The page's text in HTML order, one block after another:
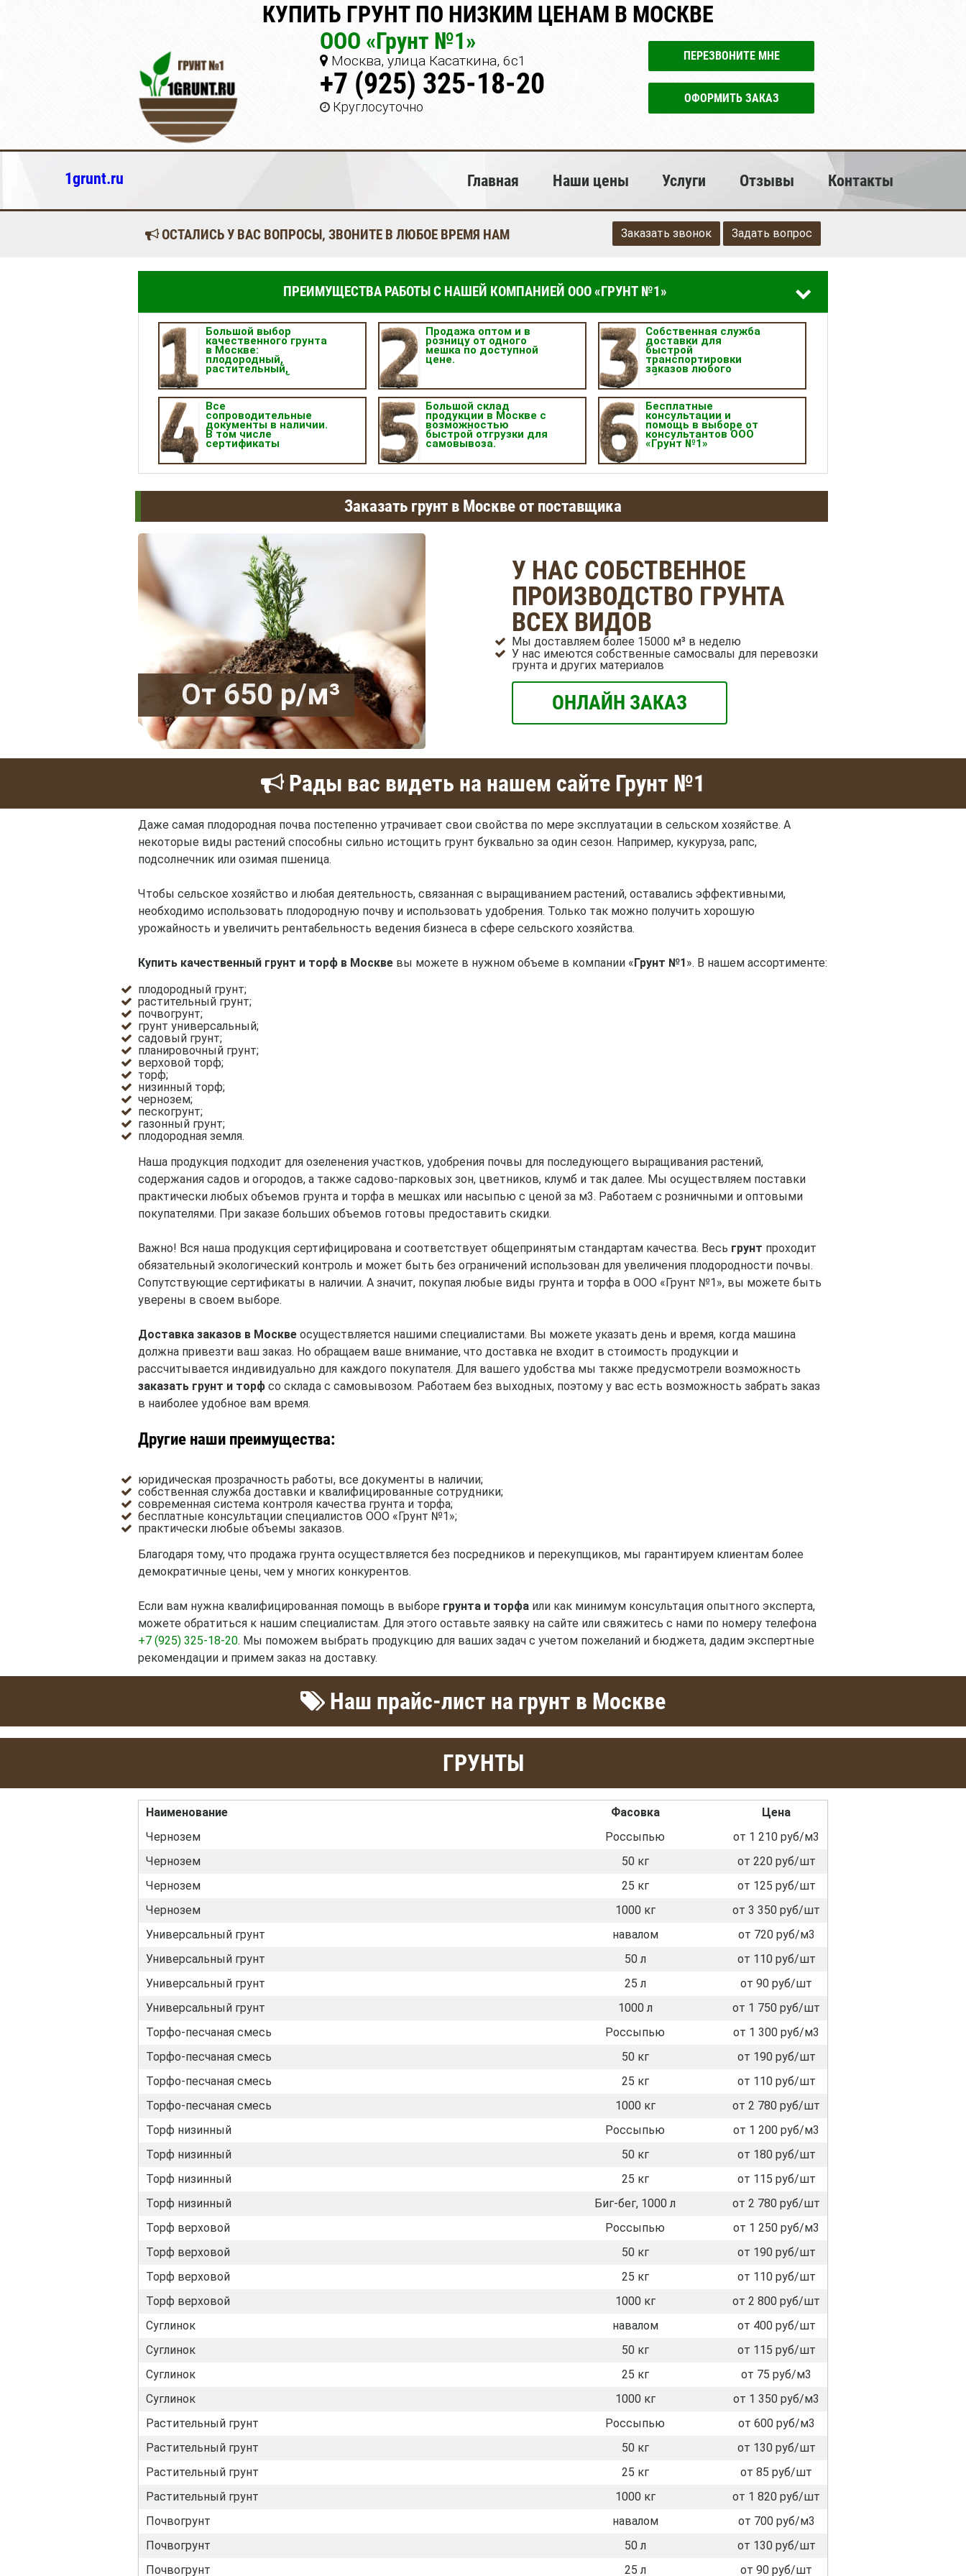
КУПИТЬ ГРУНТ ПО НИЗКИМ ЦЕНАМ В МОСКВЕ
ООО «Грунт №1»
Москва, улица Касаткина, 6с1
+7 (925) 325-18-20
Круглосуточно
ПЕРЕЗВОНИТЕ МНЕ
ОФОРМИТЬ ЗАКАЗ
1grunt.ru Главная Наши цены Услуги Отзывы Контакты
ОСТАЛИСЬ У ВАС ВОПРОСЫ, ЗВОНИТЕ В ЛЮБОЕ ВРЕМЯ НАМ Заказать звонок Задать вопрос
ПРЕИМУЩЕСТВА РАБОТЫ С НАШЕЙ КОМПАНИЕЙ ООО «ГРУНТ №1»
Большой выбор
качественного грунта
в Москве:
плодородный,
растительный,
универсальный,
садовый,
планировочный и т. д.
Продажа оптом и в
розницу от одного
мешка по доступной
цене.
Собственная служба
доставки для
быстрой
транспортировки
заказов любого
объема.
Все
сопроводительные
документы в наличии.
В том числе
сертификаты
качества продукции.
Большой склад
продукции в Москве с
возможностью
быстрой отгрузки для
самовывоза.
Бесплатные
консультации и
помощь в выборе от
консультантов ООО
«Грунт №1»
Заказать грунт в Москве от поставщика
От 650 р/м³
У НАС СОБСТВЕННОЕ
ПРОИЗВОДСТВО ГРУНТА
ВСЕХ ВИДОВ
Мы доставляем более 15000 м³ в неделю
У нас имеются собственные самосвалы для перевозки
грунта и других материалов
ОНЛАЙН ЗАКАЗ
Рады вас видеть на нашем сайте Грунт №1
Даже самая плодородная почва постепенно утрачивает свои свойства по мере эксплуатации в сельском хозяйстве. А
некоторые виды растений способны сильно истощить грунт буквально за один сезон. Например, кукуруза, рапс,
подсолнечник или озимая пшеница.
Чтобы сельское хозяйство и любая деятельность, связанная с выращиванием растений, оставались эффективными,
необходимо использовать плодородную почву и использовать удобрения. Только так можно получить хорошую
урожайность и увеличить рентабельность ведения бизнеса в сфере сельского хозяйства.
Купить качественный грунт и торф в Москве вы можете в нужном объеме в компании «Грунт №1». В нашем ассортименте:
плодородный грунт;
растительный грунт;
почвогрунт;
грунт универсальный;
садовый грунт;
планировочный грунт;
верховой торф;
торф;
низинный торф;
чернозем;
пескогрунт;
газонный грунт;
плодородная земля.
Наша продукция подходит для озеленения участков, удобрения почвы для последующего выращивания растений,
содержания садов и огородов, а также садово-парковых зон, цветников, клумб и так далее. Мы осуществляем поставки
практически любых объемов грунта и торфа в мешках или насыпью с ценой за м3. Работаем с розничными и оптовыми
покупателями. При заказе больших объемов готовы предоставить скидки.
Важно! Вся наша продукция сертифицирована и соответствует общепринятым стандартам качества. Весь грунт проходит
обязательный экологический контроль и может быть без ограничений использован для увеличения плодородности почвы.
Сопутствующие сертификаты в наличии. А значит, покупая любые виды грунта и торфа в ООО «Грунт №1», вы можете быть
уверены в своем выборе.
Доставка заказов в Москве осуществляется нашими специалистами. Вы можете указать день и время, когда машина
должна привезти ваш заказ. Но обращаем ваше внимание, что доставка не входит в стоимость продукции и
рассчитывается индивидуально для каждого покупателя. Для вашего удобства мы также предусмотрели возможность
заказать грунт и торф со склада с самовывозом. Работаем без выходных, поэтому у вас есть возможность забрать заказ
в наиболее удобное вам время.
Другие наши преимущества:
юридическая прозрачность работы, все документы в наличии;
собственная служба доставки и квалифицированные сотрудники;
современная система контроля качества грунта и торфа;
бесплатные консультации специалистов ООО «Грунт №1»;
практически любые объемы заказов.
Благодаря тому, что продажа грунта осуществляется без посредников и перекупщиков, мы гарантируем клиентам более
демократичные цены, чем у многих конкурентов.
Если вам нужна квалифицированная помощь в выборе грунта и торфа или как минимум консультация опытного эксперта,
можете обратиться к нашим специалистам. Для этого оставьте заявку на сайте или свяжитесь с нами по номеру телефона
+7 (925) 325-18-20. Мы поможем выбрать продукцию для ваших задач с учетом пожеланий и бюджета, дадим экспертные
рекомендации и примем заказ на доставку.
Наш прайс-лист на грунт в Москве
ГРУНТЫ
Наименование Фасовка
Цена
Чернозем
Россыпью
от 1 210 руб/м3
Чернозем
50 кг
от 220 руб/шт
Чернозем
25 кг
от 125 руб/шт
Чернозем
1000 кг
от 3 350 руб/шт
Универсальный грунт
навалом
от 720 руб/м3
Универсальный грунт
50 л
от 110 руб/шт
Универсальный грунт
25 л
от 90 руб/шт
Универсальный грунт
1000 л
от 1 750 руб/шт
Торфо-песчаная смесь
Россыпью
от 1 300 руб/м3
Торфо-песчаная смесь
50 кг
от 190 руб/шт
Торфо-песчаная смесь
25 кг
от 110 руб/шт
Торфо-песчаная смесь
1000 кг
от 2 780 руб/шт
Торф низинный
Россыпью
от 1 200 руб/м3
Торф низинный
50 кг
от 180 руб/шт
Торф низинный
25 кг
от 115 руб/шт
Торф низинный
Биг-бег, 1000 л
от 2 780 руб/шт
Торф верховой
Россыпью
от 1 250 руб/м3
Торф верховой
50 кг
от 190 руб/шт
Торф верховой
25 кг
от 110 руб/шт
Торф верховой
1000 кг
от 2 800 руб/шт
Суглинок
навалом
от 400 руб/шт
Суглинок
50 кг
от 115 руб/шт
Суглинок
25 кг
от 75 руб/м3
Суглинок
1000 кг
от 1 350 руб/м3
Растительный грунт
Россыпью
от 600 руб/м3
Растительный грунт
50 кг
от 130 руб/шт
Растительный грунт
25 кг
от 85 руб/шт
Растительный грунт
1000 кг
от 1 820 руб/шт
Почвогрунт
навалом
от 700 руб/м3
Почвогрунт
50 л
от 130 руб/шт
Почвогрунт
25 л от 90 руб/шт